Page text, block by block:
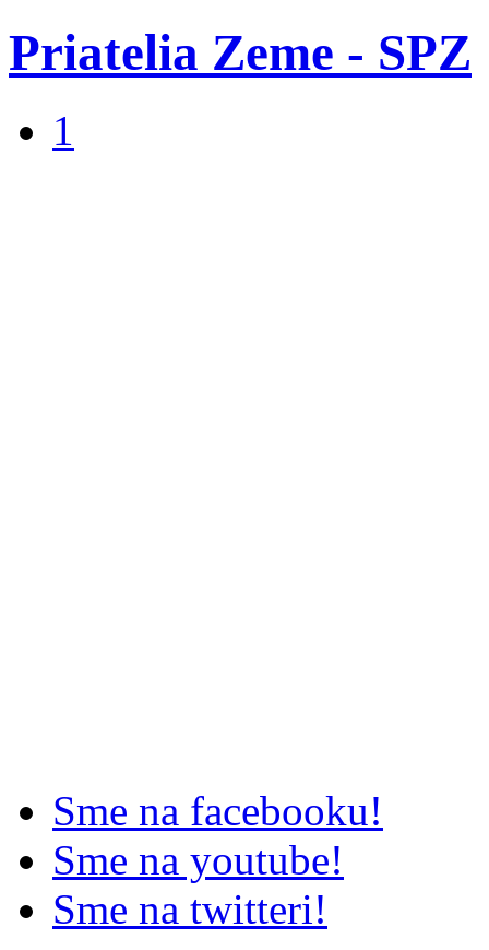
Priatelia Zeme - SPZ
1
Sme na facebooku!
Sme na youtube!
Sme na twitteri!